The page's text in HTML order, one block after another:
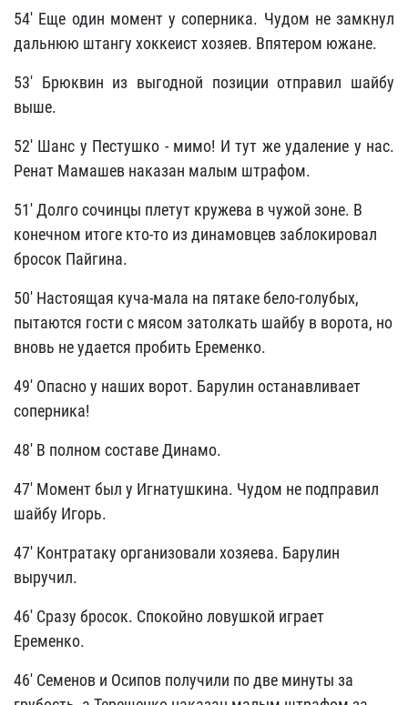
54' Еще один момент у соперника. Чудом не замкнул
дальнюю штангу хоккеист хозяев. Впятером южане.
53' Брюквин из выгодной позиции отправил шайбу
выше.
52' Шанс у Пестушко - мимо! И тут же удаление у нас.
Ренат Мамашев наказан малым штрафом.
51' Долго сочинцы плетут кружева в чужой зоне. В
конечном итоге кто-то из динамовцев заблокировал
бросок Пайгина.
50' Настоящая куча-мала на пятаке бело-голубых,
пытаются гости с мясом затолкать шайбу в ворота, но
вновь не удается пробить Еременко.
49' Опасно у наших ворот. Барулин останавливает
соперника!
48' В полном составе Динамо.
47' Момент был у Игнатушкина. Чудом не подправил
шайбу Игорь.
47' Контратаку организовали хозяева. Барулин
выручил.
46' Сразу бросок. Спокойно ловушкой играет
Еременко.
46' Семенов и Осипов получили по две минуты за